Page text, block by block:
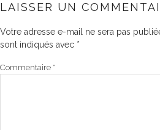
LAISSER UN
Votre adresse e-mail ne sera pas
sont indiqués avec *
Commentaire *